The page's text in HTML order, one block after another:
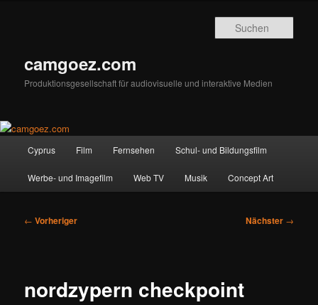
camgoez.com
Produktionsgesellschaft für audiovisuelle und interaktive Medien
Cyprus Film Fernsehen Schul- und Bildungsfilm
Werbe- und Imagefilm Web TV Musik Concept Art
Beitragsnavigation
← Vorheriger Nächster →
nordzypern checkpoint